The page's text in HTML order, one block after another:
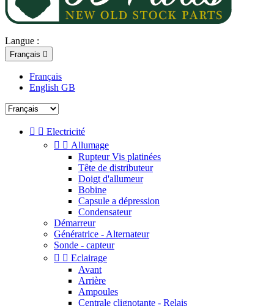
Langue :
Français 
Français
English GB
  Electricité
  Allumage
Rupteur Vis platinées
Tête de distributeur
Doigt d'allumeur
Bobine
Capsule a dépression
Condensateur
Démarreur
Génératrice - Alternateur
Sonde - capteur
  Eclairage
Avant
Arrière
Ampoules
Centrale clignotante - Relais